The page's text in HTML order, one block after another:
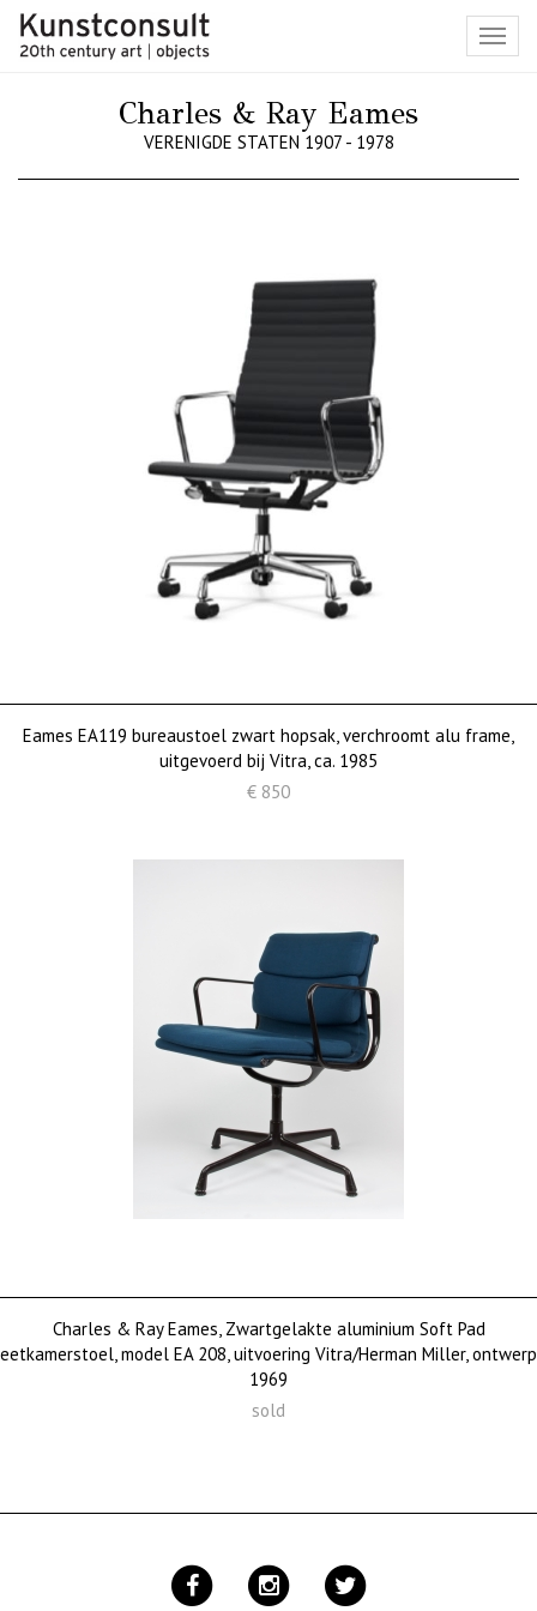
Charles & Ray Eames
VERENIGDE STATEN 1907 - 1978
Eames EA119 bureaustoel zwart hopsak, verchroomt alu frame,
uitgevoerd bij Vitra, ca. 1985
€ 850
Charles & Ray Eames, Zwartgelakte aluminium Soft Pad
eetkamerstoel, model EA 208, uitvoering Vitra/Herman Miller, ontwerp
1969
sold